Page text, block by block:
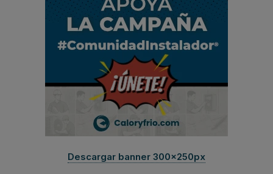
Descargar banner 300x250px